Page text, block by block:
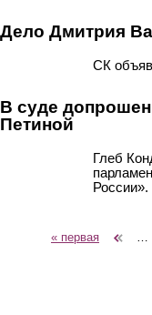
Дело Дмитрия
СК
В суде
Петиной
Глеб
России».
Страницы« первая